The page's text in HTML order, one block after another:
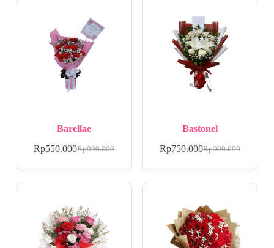
Barellae
Rp900.000
Rp550.000
Bastonel
Rp900.000
Rp750.000